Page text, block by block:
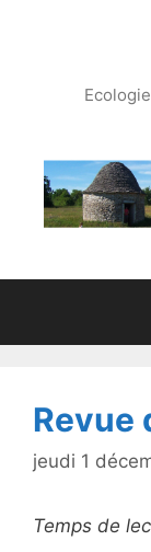
Revue
jeudi 1
Temps de